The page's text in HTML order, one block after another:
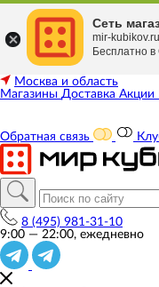
Москва и область
Магазины Доставка Акции
Обратная связь
8 (495) 981-31-10
9:00 — 22:00, ежедневно
Сеть
mir-kubikov.ru
Бесплатно